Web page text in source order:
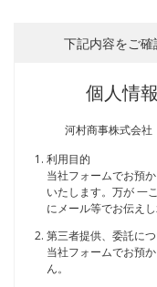
下記内容をご確
個人情
河村商事株式会
利用目的
当社フォームでお預
いたします。万が 一
にメール等でお伝え
第三者提供、委託に
当社フォームでお預
ん。